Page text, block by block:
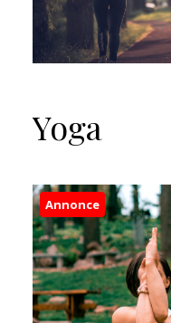
Yoga
Annonce